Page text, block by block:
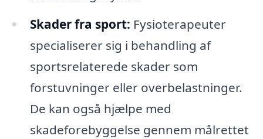
Skader fra sport: Fysioterapeuter
specialiserer sig i behandling af
sportsrelaterede skader som
forstuvninger eller overbelastninger.
De kan også hjælpe med
skadeforebyggelse gennem målrettet